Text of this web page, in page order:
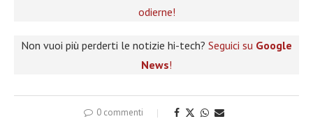
odierne!
Non vuoi più perderti le notizie hi-tech? Seguici su Google
News!
0 commenti